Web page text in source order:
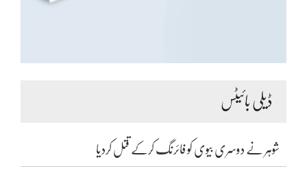
ڈیلی بائیٹس
شوہر نے دوسری بیوی کو فائرنگ کرکے قتل کردیا